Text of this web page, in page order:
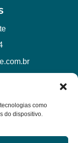
como
do dispositivo.